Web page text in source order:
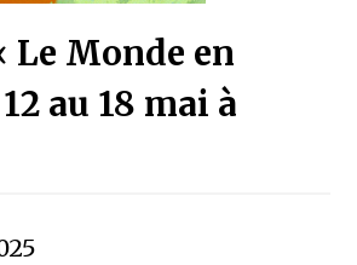
Le Monde en
au 18 mai à